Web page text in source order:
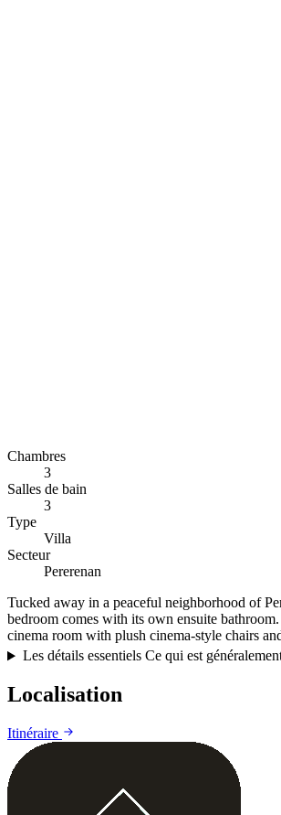
Chambres
3
Salles de bain
3
Type
Villa
Secteur
Pererenan
Tucked away in a peaceful neighborhood of
bedroom comes with its own ensuite
cinema room with plush cinema-style chairs
Les détails essentiels Ce qui est
Localisation
Itinéraire